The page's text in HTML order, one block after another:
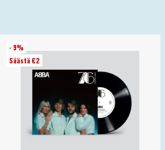
- 9%
Säästä €2